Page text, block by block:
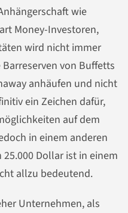
wie
Money-Investoren,
wird nicht immer
von Buffetts
anhäufen und nicht
ein Zeichen dafür,
auf dem
in einem anderen
Dollar ist in einem
allzu bedeutend.
Unternehmen, als